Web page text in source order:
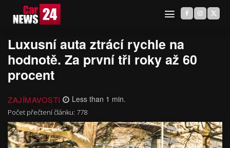
Luxusní auta ztrácí rychle na
hodnotě. Za první tři roky až 60
procent
ZAJÍMAVOSTI Less than 1 min.
Počet přečtení článku: 778